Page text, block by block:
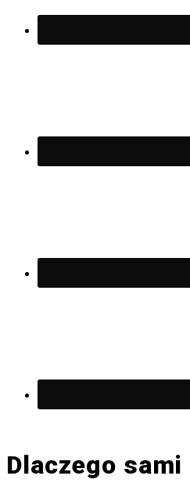
Dlaczego